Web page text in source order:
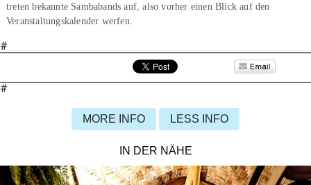
treten bekannte Sambabands auf, also vorher einen Blick auf den
Veranstaltungskalender werfen.
#
#
MORE INFO LESS INFO
IN DER NÄHE